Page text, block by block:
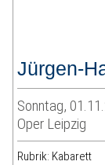
Jürgen-
Sonntag,
Oper Leipzig
Rubrik: Kabarett